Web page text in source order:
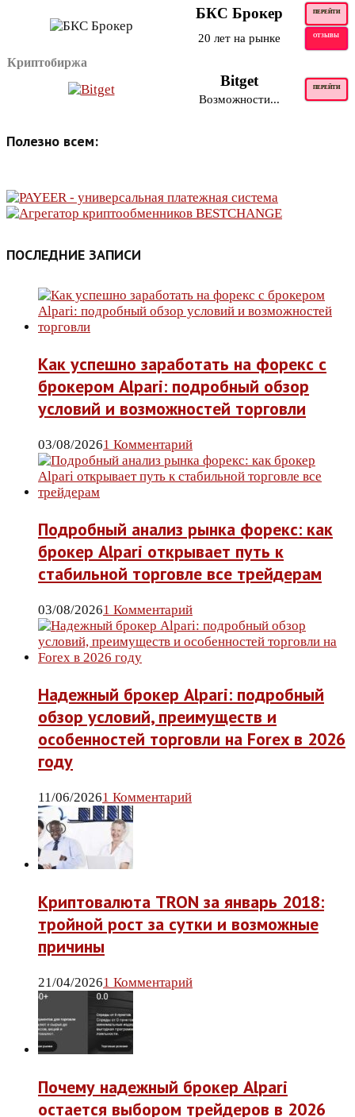
БКС Брокер ПЕРЕЙТИ
20 лет на рынке ОТЗЫВЫ
Криптобиржа
Bitget ПЕРЕЙТИ
Возможности...
Полезно всем:
ПОСЛЕДНИЕ ЗАПИСИ
Как успешно заработать на форекс с
брокером Alpari: подробный обзор
условий и возможностей торговли
03/08/20261 Комментарий
Подробный анализ рынка форекс: как
брокер Alpari открывает путь к
стабильной торговле все трейдерам
03/08/20261 Комментарий
Надежный брокер Alpari: подробный
обзор условий, преимуществ и
особенностей торговли на Forex в 2026
году
11/06/20261 Комментарий
Криптовалюта TRON за январь 2018:
тройной рост за сутки и возможные
причины
21/04/20261 Комментарий
Почему надежный брокер Alpari
остается выбором трейдеров в 2026